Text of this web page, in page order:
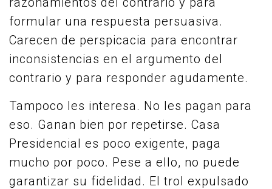
formular una respuesta persuasiva.
Carecen de perspicacia para encontrar
inconsistencias en el argumento del
contrario y para responder agudamente.
Tampoco les interesa. No les pagan para
eso. Ganan bien por repetirse. Casa
Presidencial es poco exigente, paga
mucho por poco. Pese a ello, no puede
garantizar su fidelidad. El trol expulsado